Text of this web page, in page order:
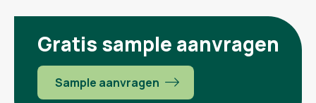
Gratis sample aanvragen
Sample aanvragen